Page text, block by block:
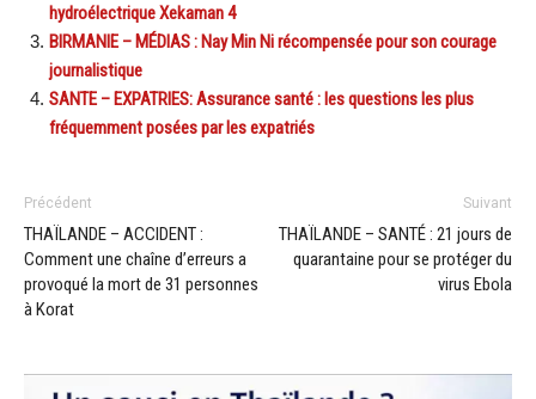
hydroélectrique Xekaman 4
BIRMANIE – MÉDIAS : Nay Min Ni récompensée pour son courage
journalistique
SANTE – EXPATRIES: Assurance santé : les questions les plus
fréquemment posées par les expatriés
Précédent
THAÏLANDE – ACCIDENT :
Comment une chaîne d’erreurs a
provoqué la mort de 31 personnes
à Korat
Suivant
THAÏLANDE – SANTÉ : 21 jours de
quarantaine pour se protéger du
virus Ebola